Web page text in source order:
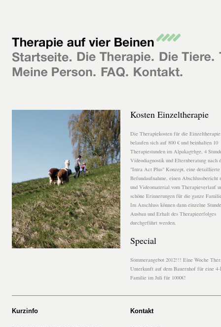
Kosten Einzeltherapie
Die Therapiekosten für die Einzeltherapie
belaufen sich auf 800 € und beinhalten 10
Therapiestunden im Alpakagehge, 4
Videodiagnostik und Elternberatung nach
"Intra Act Plus" Konzept, eine detaillierte
Befundaufnahme, einen
und Videomaterial vom Therapieverlauf
schöne Erinnerungen für die ganze
Im Anschluss können dann einzelne
Ausbau und Erhalt des Therapieerfolges
durchgeführt werden.
Special
Sommerangebot 2012!!! Eine Woche
Unterkunft auf dem Bauernhof für eine 4-
Familie im Juli für 1000€!
Kurzinfo Kontakt